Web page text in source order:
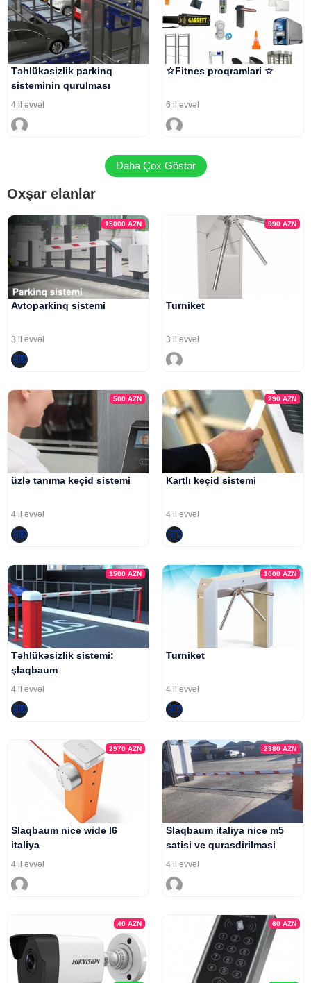
Təhlükəsizlik parkinq
sisteminin qurulması
4 il əvvəl
☆Fitnes proqramlari ☆
6 il əvvəl
Daha Çox Göstər
Oxşar elanlar
15000AZN
Avtoparkinq sistemi
3 il əvvəl
990 AZN
Turniket
3 il əvvəl
500AZN
üzlə tanıma keçid sistemi
4 il əvvəl
290 AZN
Kartlı keçid sistemi
4 il əvvəl
1500AZN
Təhlükəsizlik sistemi:
şlaqbaum
4 il əvvəl
1000 AZN
Turniket
4 il əvvəl
2970AZN
Slaqbaum nice wide l6
italiya
4 il əvvəl
2380 AZN
Slaqbaum italiya nice m5
satisi ve qurasdirilmasi
4 il əvvəl
40AZN 60 AZN